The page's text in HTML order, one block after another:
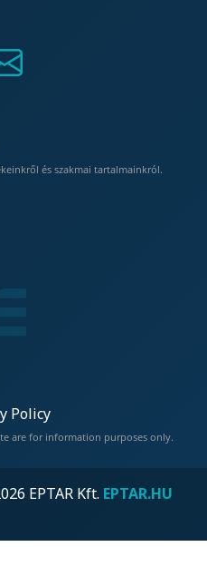
és szakmai tartalmainkról.
Policy
are for information purposes only.
EPTAR Kft. EPTAR.HU